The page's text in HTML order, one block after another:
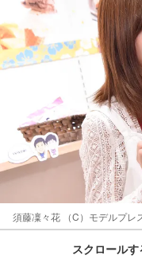
須藤凜々花 （C）モデルプレ
スクロール